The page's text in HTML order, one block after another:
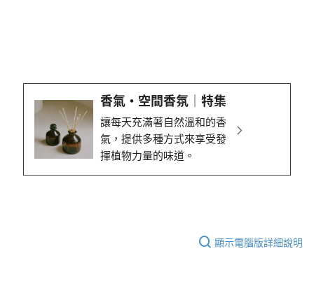
香氣・空間香氛│特集
讓每天充滿著自然溫和的香
氣，提供多種方式來享受發
揮植物力量的味道。
顯示電腦版詳細說明